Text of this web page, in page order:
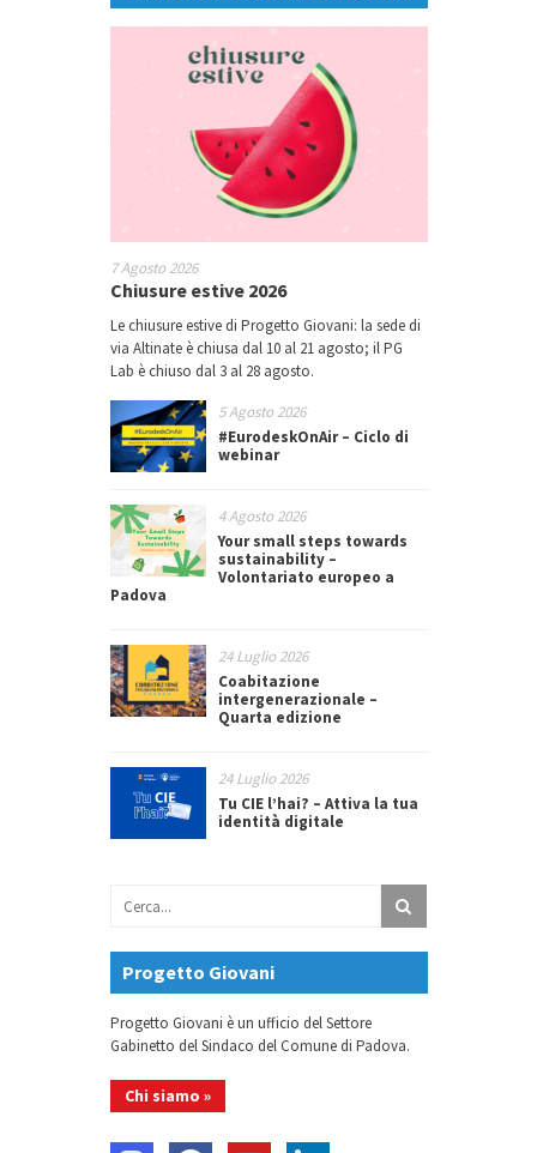
7 Agosto 2026
Chiusure estive 2026
Le chiusure estive di Progetto Giovani: la sede di
via Altinate è chiusa dal 10 al 21 agosto; il PG
Lab è chiuso dal 3 al 28 agosto.
5 Agosto 2026
#EurodeskOnAir – Ciclo di
webinar
4 Agosto 2026
Your small steps towards
sustainability –
Volontariato europeo a
Padova
24 Luglio 2026
Coabitazione
intergenerazionale –
Quarta edizione
24 Luglio 2026
Tu CIE l’hai? – Attiva la tua
identità digitale
Progetto Giovani
Progetto Giovani è un ufficio del Settore
Gabinetto del Sindaco del Comune di Padova.
Chi siamo »